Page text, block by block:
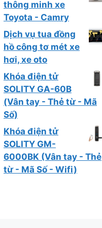
thông minh xe
Toyota - Camry
Dịch vụ tua đồng
hồ công tơ mét xe
hơi, xe oto
Khóa điện tử
SOLITY GA-60B
(Vân tay - Thẻ từ - Mã
Số)
Khóa điện tử
SOLITY GM-
6000BK (Vân tay - Thẻ
từ - Mã Số - Wifi)